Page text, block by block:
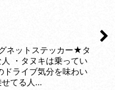
ネットステッカー★タ
・タヌキは乗ってい
ライブ気分を味わい
せてる人…